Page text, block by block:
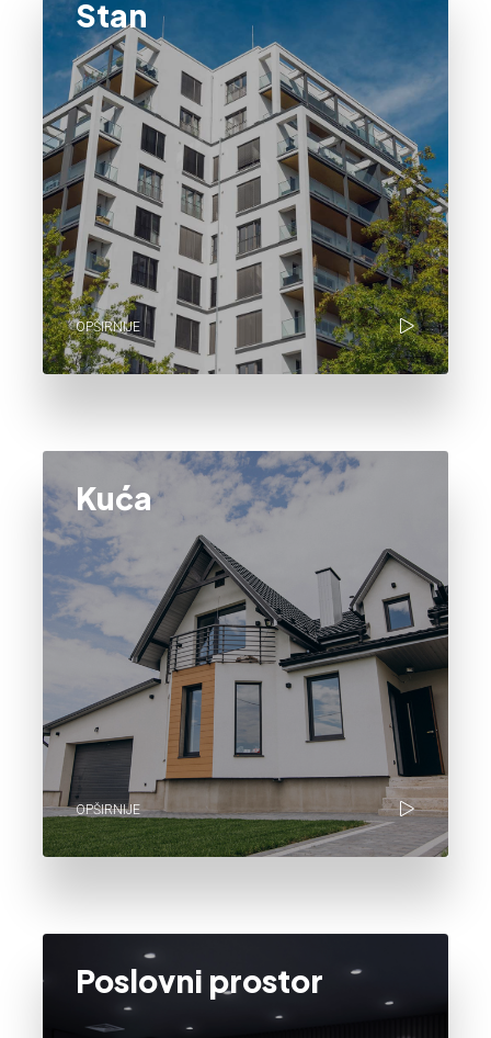
Stan
OPŠIRNIJE
Kuća
OPŠIRNIJE
Poslovni prostor